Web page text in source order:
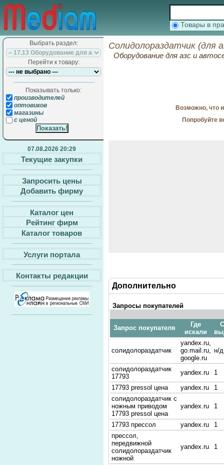
Товары в
Выбрать раздел:
Перейти к товару:
Показывать только:
производителей
оптовиков
магазины
с ценой
07.08.2026 20:29
Текущие закупки
Запросить цены
Добавить фирму
Каталог цен
Рейтинг фирм
Каталог товаров
Услуги портала
Контакты редакции
Солидолораздатчик (для
Оборудование для азс и
Возможно, что
Попробуйте
Дополнительно
Запросы покупателей
Запрос покупателя
Где
искали
солидолораздатчик
yandex.ru,
go.mail.ru,
google.ru
н/д
солидолораздатчик
17793
yandex.ru
1
17793 pressol цена
yandex.ru
1
солидолораздатчик с
ножным приводом
17793 pressol цена
yandex.ru 1
17793 прессол yandex.ru
1
прессол,
передвижной
солидолораздатчик
ножной
yandex.ru 1